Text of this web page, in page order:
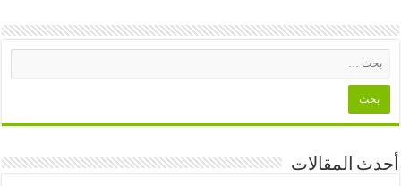
أحدث المقالات